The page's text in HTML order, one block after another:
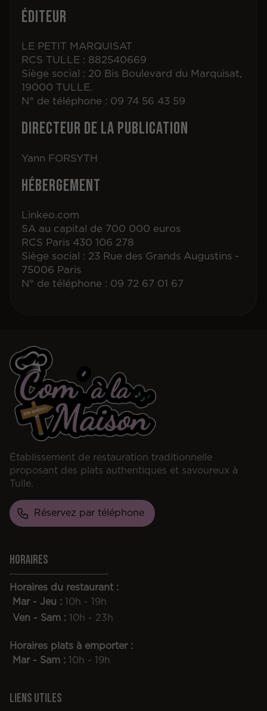
Éditeur
LE PETIT MARQUISAT
RCS TULLE : 882540669
Siège social : 20 Bis Boulevard du Marquisat,
19000 TULLE.
N° de téléphone : 09 74 56 43 59
Directeur de la publication
Yann FORSYTH
Hébergement
Linkeo.com
SA au capital de 700 000 euros
RCS Paris 430 106 278
Siège social : 23 Rue des Grands Augustins -
75006 Paris
N° de téléphone : 09 72 67 01 67
Établissement de restauration traditionnelle
proposant des plats authentiques et savoureux à
Tulle.
Réservez par téléphone
Horaires
Horaires du restaurant :
Mar - Jeu : 10h - 19h
Ven - Sam : 10h - 23h
Horaires plats à emporter :
Mar - Sam : 10h - 19h
Liens utiles